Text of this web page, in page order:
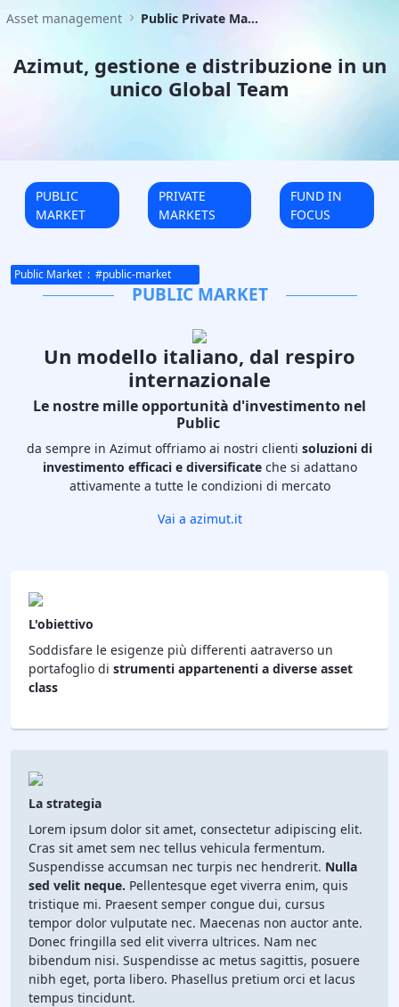
Public Private Markets - Azimut
Asset management Public Private Markets
Azimut, gestione e distribuzione in un
unico Global Team
PUBLIC
MARKET
PRIVATE
MARKETS
FUND IN
FOCUS
Public Market : #public-market
PUBLIC MARKET
Un modello italiano, dal respiro
internazionale
Le nostre mille opportunità d'investimento nel
Public
da sempre in Azimut offriamo ai nostri clienti soluzioni di
investimento efficaci e diversificateche si adattano
attivamente a tutte le condizioni di mercato
Vai a azimut.it
L'obiettivo
Soddisfare le esigenze più differenti aatraverso un
portafoglio di strumenti appartenenti a diverse asset
class
La strategia
Lorem ipsum dolor sit amet, consectetur adipiscing elit.
Cras sit amet sem nec tellus vehicula fermentum.
Suspendisse accumsan nec turpis nec hendrerit. Nulla
sed velit neque. Pellentesque eget viverra enim, quis
tristique mi. Praesent semper congue dui, cursus
tempor dolor vulputate nec. Maecenas non auctor ante.
Donec fringilla sed elit viverra ultrices. Nam nec
bibendum nisi. Suspendisse ac metus sagittis, posuere
nibh eget, porta libero. Phasellus pretium orci et lacus
tempus tincidunt.